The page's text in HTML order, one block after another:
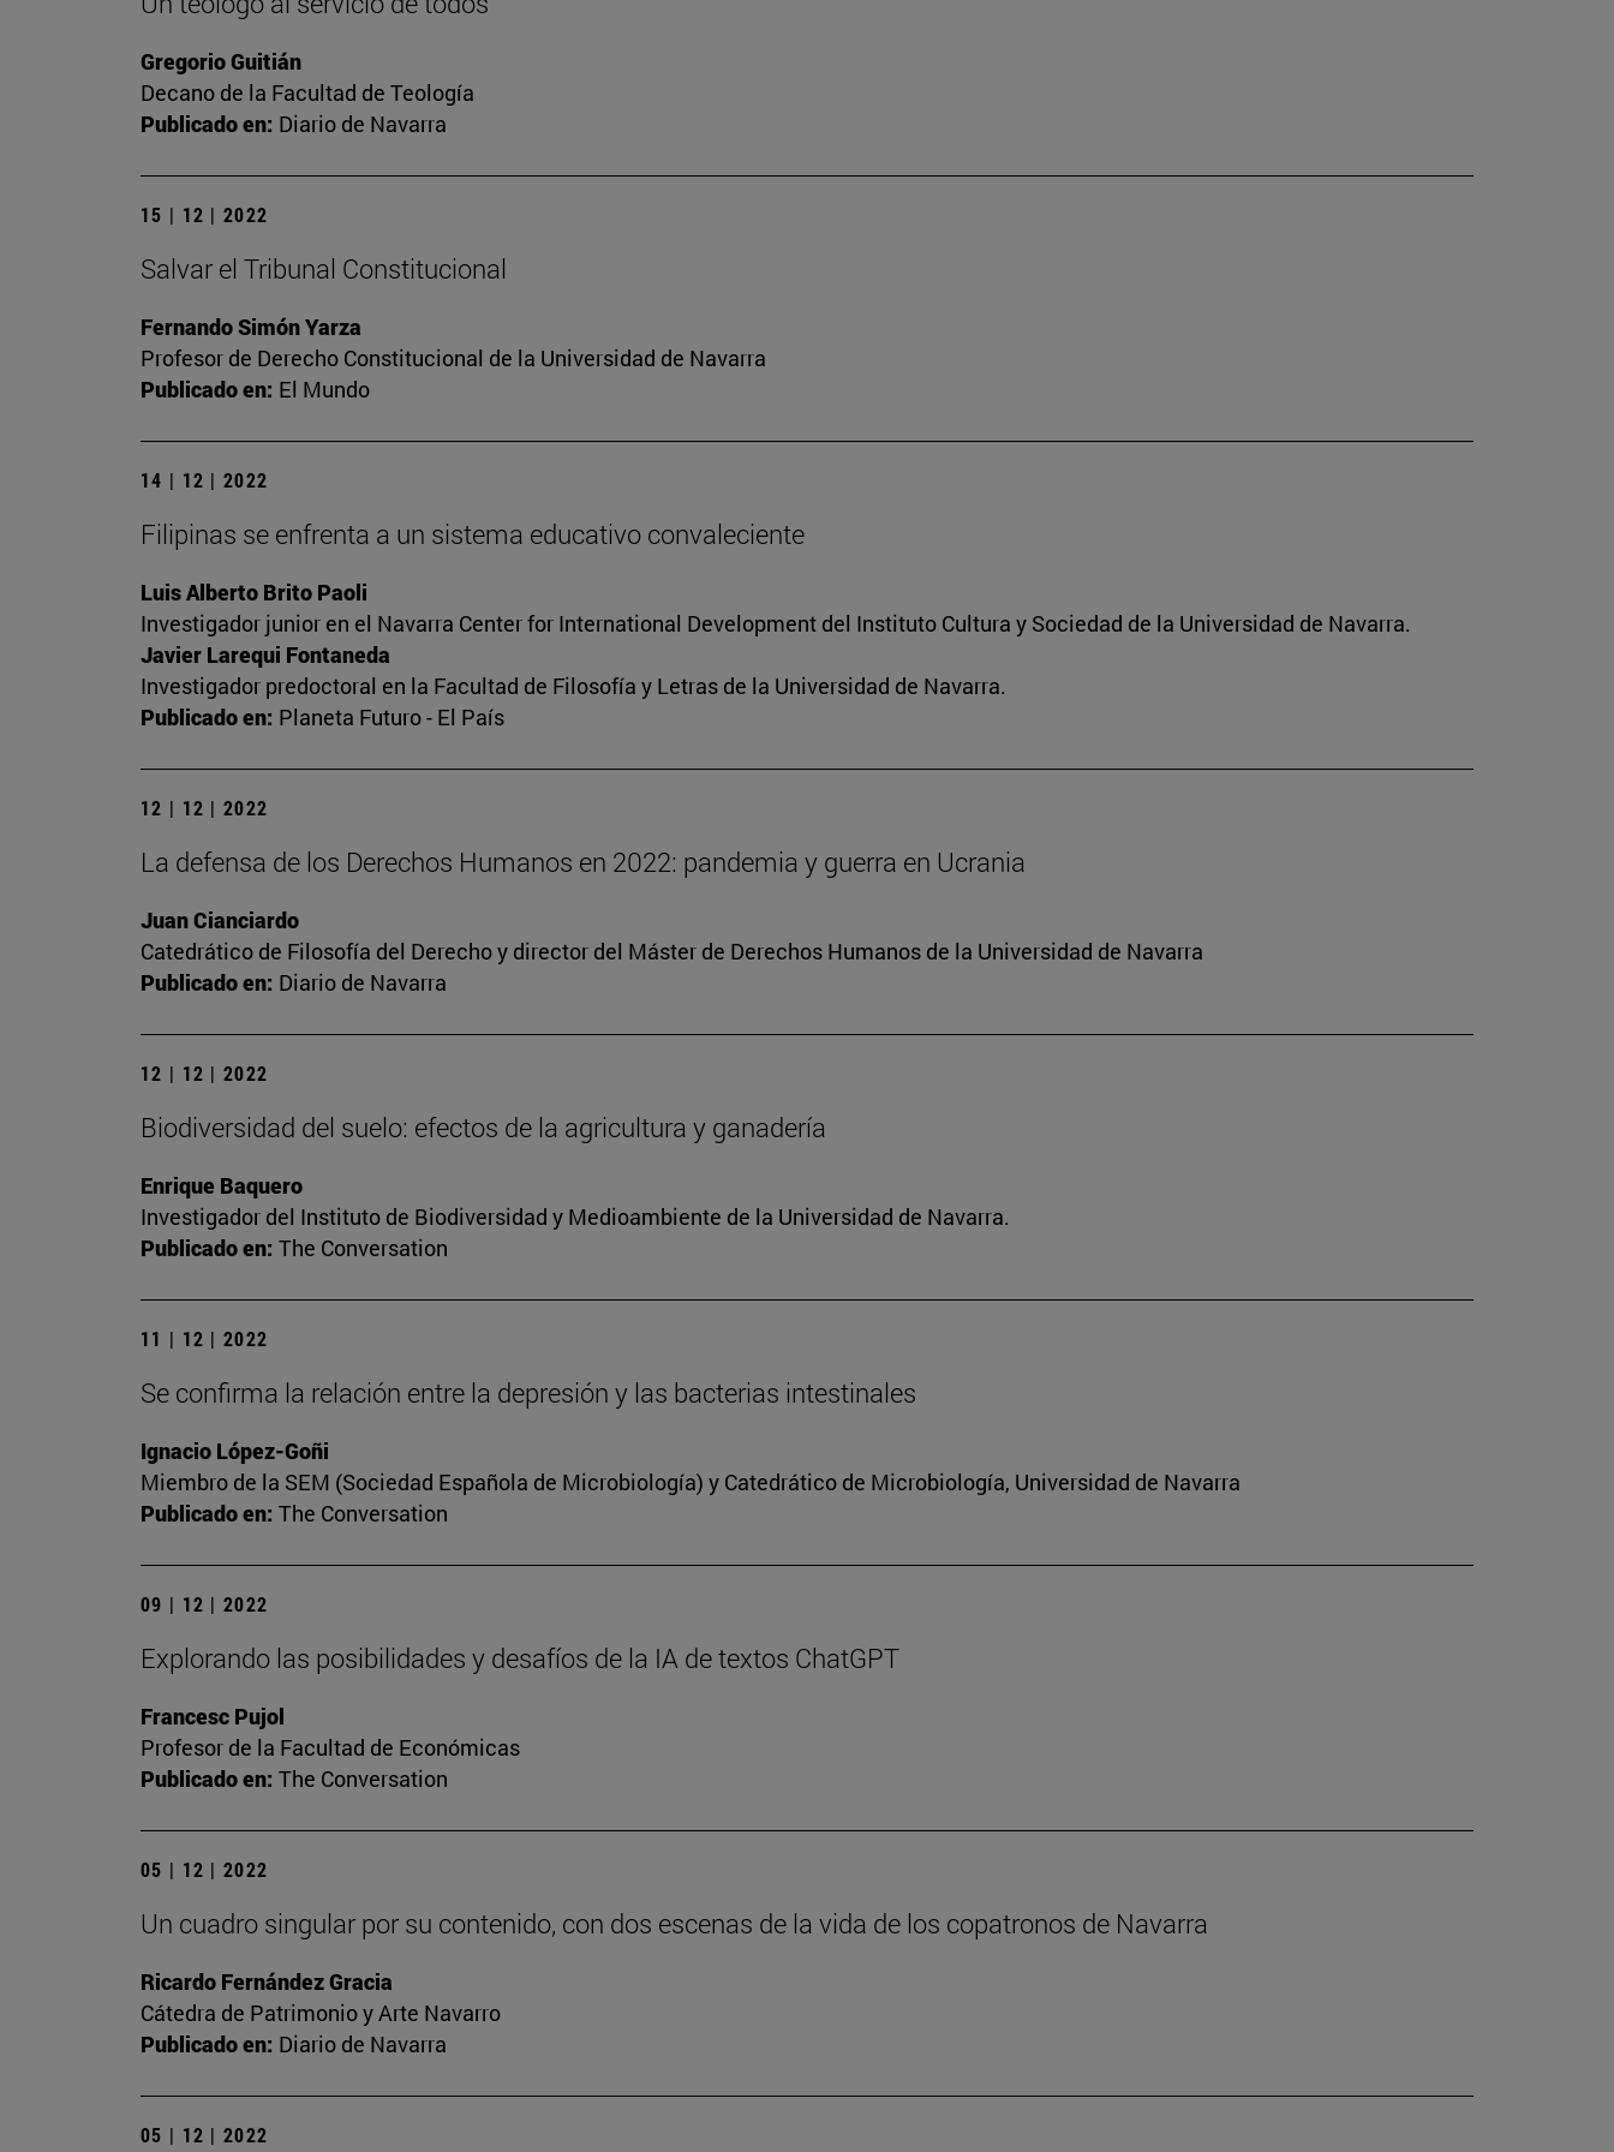
Gregorio Guitián
Decano de la Facultad de Teología
Publicado en: Diario de Navarra
15 | 12 | 2022
Salvar el Tribunal Constitucional
Fernando Simón Yarza
Profesor de Derecho Constitucional de la Universidad de Navarra
Publicado en: El Mundo
14 | 12 | 2022
Filipinas se enfrenta a un sistema educativo convaleciente
Luis Alberto Brito Paoli
Investigador junior en el Navarra Center for International Development del Instituto Cultura y Sociedad de la Universidad de Navarra.
Javier Larequi Fontaneda
Investigador predoctoral en la Facultad de Filosofía y Letras de la Universidad de Navarra.
Publicado en: Planeta Futuro - El País
12 | 12 | 2022
La defensa de los Derechos Humanos en 2022: pandemia y guerra en Ucrania
Juan Cianciardo
Catedrático de Filosofía del Derecho y director del Máster de Derechos Humanos de la Universidad de Navarra
Publicado en: Diario de Navarra
12 | 12 | 2022
Biodiversidad del suelo: efectos de la agricultura y ganadería
Enrique Baquero
Investigador del Instituto de Biodiversidad y Medioambiente de la Universidad de Navarra.
Publicado en: The Conversation
11 | 12 | 2022
Se confirma la relación entre la depresión y las bacterias intestinales
Ignacio López-Goñi
Miembro de la SEM (Sociedad Española de Microbiología) y Catedrático de Microbiología, Universidad de Navarra
Publicado en: The Conversation
09 | 12 | 2022
Explorando las posibilidades y desafíos de la IA de textos ChatGPT
Francesc Pujol
Profesor de la Facultad de Económicas
Publicado en: The Conversation
05 | 12 | 2022
Un cuadro singular por su contenido, con dos escenas de la vida de los copatronos de Navarra
Ricardo Fernández Gracia
Cátedra de Patrimonio y Arte Navarro
Publicado en: Diario de Navarra
05 | 12 | 2022